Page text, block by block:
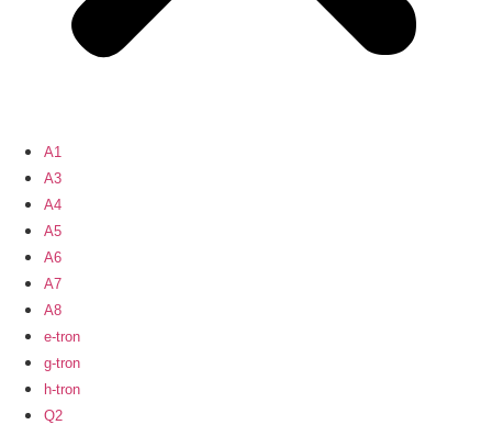
A1
A3
A4
A5
A6
A7
A8
e-tron
g-tron
h-tron
Q2